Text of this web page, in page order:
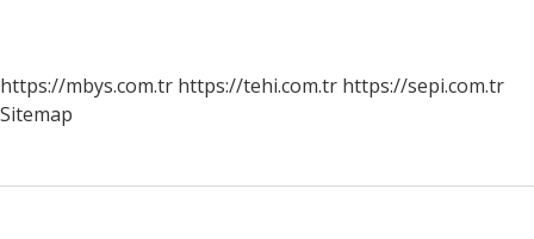
https://mbys.com.tr https://tehi.com.tr https://sepi.com.tr
Sitemap